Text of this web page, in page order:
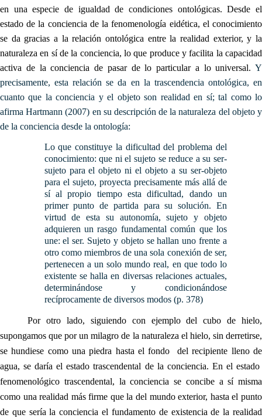
en una especie de igualdad de condiciones ontológicas. Desde el
estado de la conciencia de la fenomenología eidética, el conocimiento
se da gracias a la relación ontológica entre la realidad exterior, y la
naturaleza en sí de la conciencia, lo que produce y facilita la capacidad
activa de la conciencia de pasar de lo particular a lo universal. Y
precisamente, esta relación se da en la trascendencia ontológica, en
cuanto que la conciencia y el objeto son realidad en sí; tal como lo
afirma Hartmann (2007) en su descripción de la naturaleza del objeto y
de la conciencia desde la ontología:
Lo que constituye la dificultad del problema del
conocimiento: que ni el sujeto se reduce a su ser-
sujeto para el objeto ni el objeto a su ser-objeto
para el sujeto, proyecta precisamente más allá de
sí al propio tiempo esta dificultad, dando un
primer punto de partida para su solución. En
virtud de esta su autonomía, sujeto y objeto
adquieren un rasgo fundamental común que los
une: el ser. Sujeto y objeto se hallan uno frente a
otro como miembros de una sola conexión de ser,
pertenecen a un solo mundo real, en que todo lo
existente se halla en diversas relaciones actuales,
determinándose y condicionándose
recíprocamente de diversos modos (p. 378)
Por otro lado, siguiendo con ejemplo del cubo de hielo,
supongamos que por un milagro de la naturaleza el hielo, sin derretirse,
se hundiese como una piedra hasta el fondo del recipiente lleno de
agua, se daría el estado trascendental de la conciencia. En el estado
fenomenológico trascendental, la conciencia se concibe a sí misma
como una realidad más firme que la del mundo exterior, hasta el punto
de que sería la conciencia el fundamento de existencia de la realidad